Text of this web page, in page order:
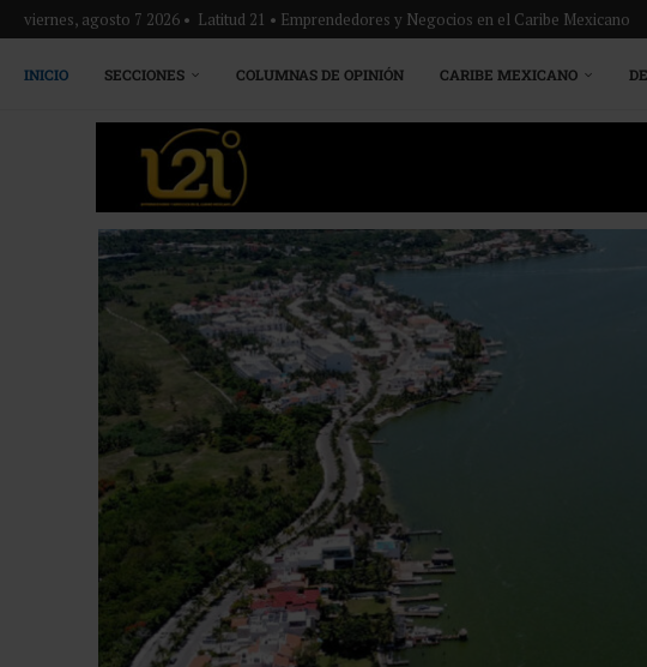
viernes, agosto 7 2026 • Latitud 21 • Emprendedores y Negocios en el Caribe Mexicano
INICIO SECCIONES COLUMNAS DE OPINIÓN CARIBE MEXICANO